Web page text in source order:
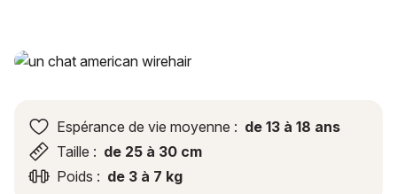
American Wirehair : histoire, caractère, alimentation,
Espérance de vie moyenne : de 13 à 18 ans
Taille : de 25 à 30 cm
Poids : de 3 à 7 kg